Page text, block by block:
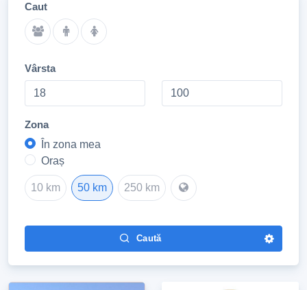
Caut
Vârsta
Zona
În zona mea
Oraș
10 km 50 km 250 km
Caută